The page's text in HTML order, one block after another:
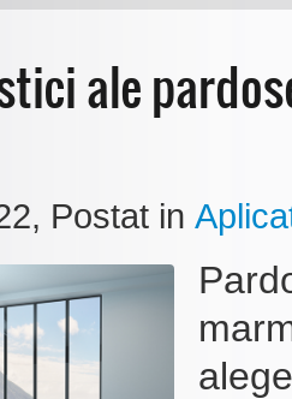
ale
, Postat in